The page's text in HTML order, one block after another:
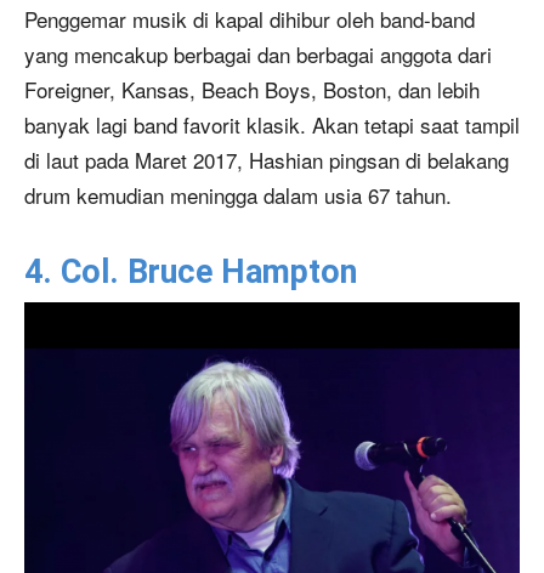
Penggemar musik di kapal dihibur oleh band-band
yang mencakup berbagai dan berbagai anggota dari
Foreigner, Kansas, Beach Boys, Boston, dan lebih
banyak lagi band favorit klasik. Akan tetapi saat tampil
di laut pada Maret 2017, Hashian pingsan di belakang
drum kemudian meningga dalam usia 67 tahun.
4. Col. Bruce Hampton